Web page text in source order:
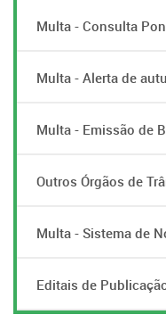
Multa - Consulta
Multa - Alerta de
Multa - Emissão de
Outros Órgãos de
Multa - Sistema de
Editais de